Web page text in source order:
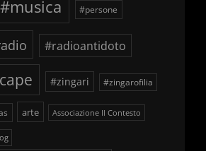
#musica #persone
#radioantidoto
#zingari #zingarofilia
arte Associazione Il Contesto